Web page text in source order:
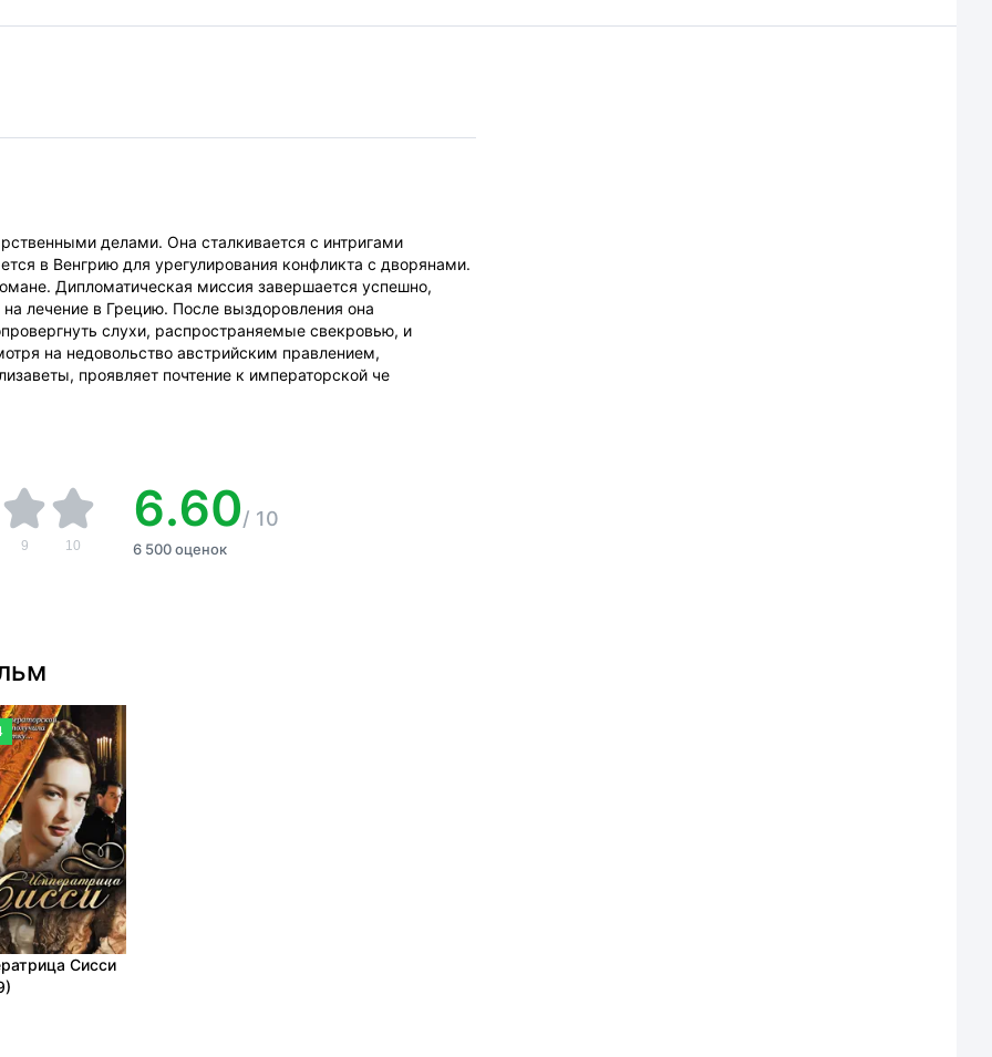
делами. Она сталкивается с интригами
в Венгрию для урегулирования конфликта с дворянами.
Дипломатическая миссия завершается успешно,
на лечение в Грецию. После выздоровления она
слухи, распространяемые свекровью, и
на недовольство австрийским правлением,
проявляет почтение к императорской че
9 10
6.60/ 10
6 500 оценок
Сисси